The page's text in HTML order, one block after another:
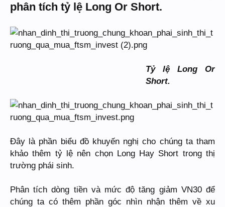
phân tích tỷ lệ Long Or Short.
Tỷ lệ Long Or
Short.
Đây là phần biểu đồ khuyến nghị cho chúng ta tham
khảo thêm tỷ lệ nên chọn Long Hay Short trong thị
trường phái sinh.
Phân tích dòng tiền và mức độ tăng giảm VN30 để
chúng ta có thêm phần góc nhìn nhận thêm về xu